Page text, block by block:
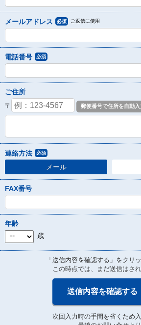
メールアドレス 必須 ご返信に使用
電話番号 必須
ご住所
〒
連絡方法 必須
メール
FAX番号
年齢
歳
「送信内容を確認する」をクリ
この時点では、まだ送信はされ
送信内容を確認する
次回入力時の手間を省くため